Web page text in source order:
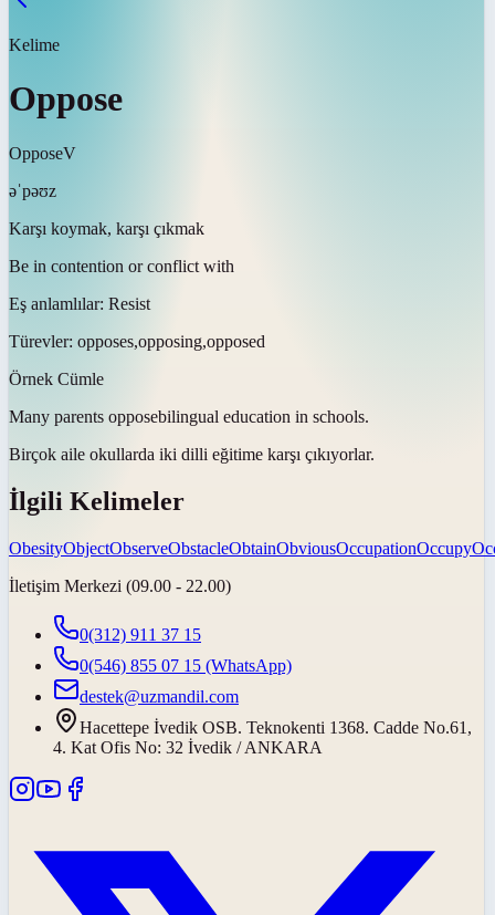
Kelime
Oppose
OpposeV
əˈpəʊz
Karşı koymak, karşı çıkmak
Be in contention or conflict with
Eş anlamlılar: Resist
Türevler: opposes,opposing,opposed
Örnek Cümle
Many parents opposebilingual education in schools.
Birçok aile okullarda iki dilli eğitime karşı çıkıyorlar.
İlgili Kelimeler
ObesityObjectObserveObstacleObtainObviousOccupationOccupy
İletişim Merkezi (09.00 - 22.00)
0(312) 911 37 15
0(546) 855 07 15 (WhatsApp)
destek@uzmandil.com
Hacettepe İvedik OSB. Teknokenti 1368. Cadde No.61,
4. Kat Ofis No: 32 İvedik / ANKARA